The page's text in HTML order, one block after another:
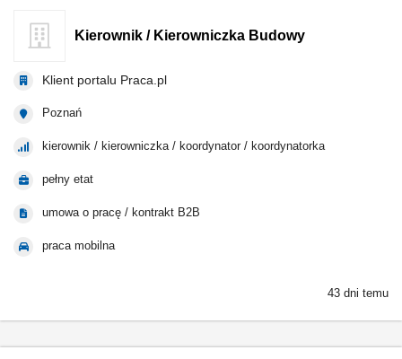
Kierownik / Kierowniczka Budowy
Klient portalu Praca.pl
Poznań
kierownik / kierowniczka / koordynator / koordynatorka
pełny etat
umowa o pracę / kontrakt B2B
praca mobilna
43 dni temu